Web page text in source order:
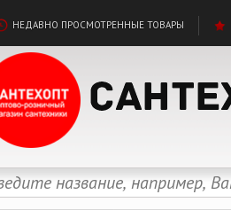
НЕДАВНО ПРОСМОТРЕННЫЕ ТОВАРЫ